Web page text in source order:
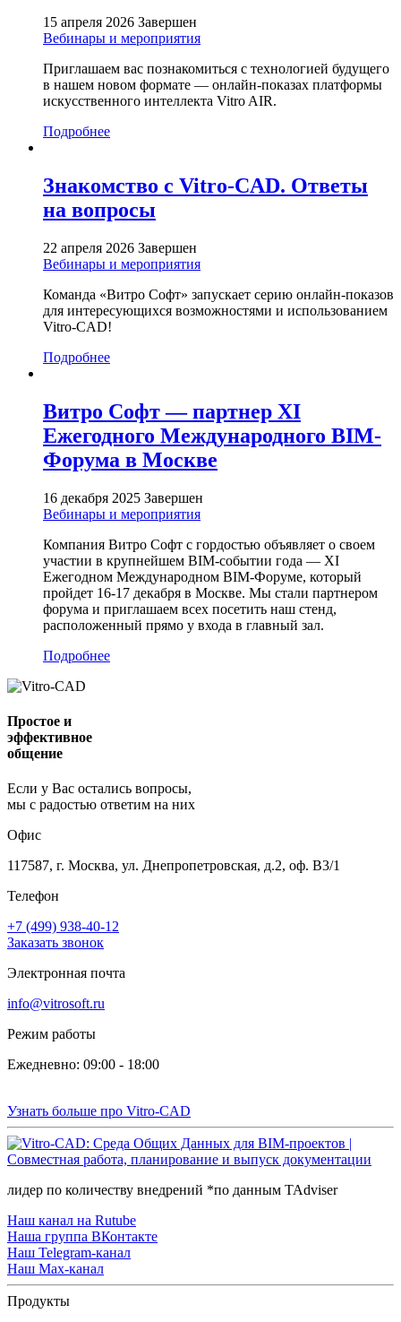
15 апреля 2026 Завершен
Вебинары и мероприятия
Приглашаем вас познакомиться с технологией будущего
в нашем новом формате — онлайн-показах платформы
искусственного интеллекта Vitro AIR.
Подробнее
Знакомство с Vitro-CAD. Ответы
на вопросы
22 апреля 2026 Завершен
Вебинары и мероприятия
Команда «Витро Софт» запускает серию онлайн-показов
для интересующихся возможностями и использованием
Vitro-CAD!
Подробнее
Витро Софт — партнер XI
Ежегодного Международного BIM-
Форума в Москве
16 декабря 2025 Завершен
Вебинары и мероприятия
Компания Витро Софт с гордостью объявляет о своем
участии в крупнейшем BIM-событии года — XI
Ежегодном Международном BIM-Форуме, который
пройдет 16-17 декабря в Москве. Мы стали партнером
форума и приглашаем всех посетить наш стенд,
расположенный прямо у входа в главный зал.
Подробнее
Простое и
эффективное
общение
Если у Вас остались вопросы,
мы с радостью ответим на них
Офис
117587, г. Москва, ул. Днепропетровская, д.2, оф. В3/1
Телефон
+7 (499) 938-40-12
Заказать звонок
Электронная почта
info@vitrosoft.ru
Режим работы
Ежедневно: 09:00 - 18:00
Узнать больше про Vitro-CAD
лидер по количеству внедрений *по данным TAdviser
Наш канал на Rutube
Наша группа ВКонтакте
Наш Telegram-канал
Наш Max-канал
Продукты